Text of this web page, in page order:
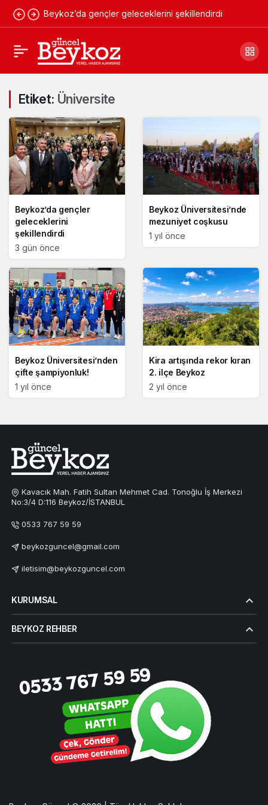
Beykoz’da gençler geleceklerini şekillendirdi
Etiket: Üniversite
Beykoz’da gençler
geleceklerini
şekillendirdi
3 gün önce
Beykoz Üniversitesi’nde
mezuniyet coşkusu
1 yıl önce
Beykoz Üniversitesi’nden
çifte şampiyonluk!
1 yıl önce
Kira artışında rekor kıran
2. ilçe Beykoz
2 yıl önce
Kavacık Mah. Fatih Sultan Mehmet Cad. Tonoğlu İş Merkezi
No:3/4 D:116 Beykoz/İSTANBUL
0533 767 59 59
beykozguncel@gmail.com
iletisim@beykozguncel.com
KURUMSAL
BEYKOZ REHBER